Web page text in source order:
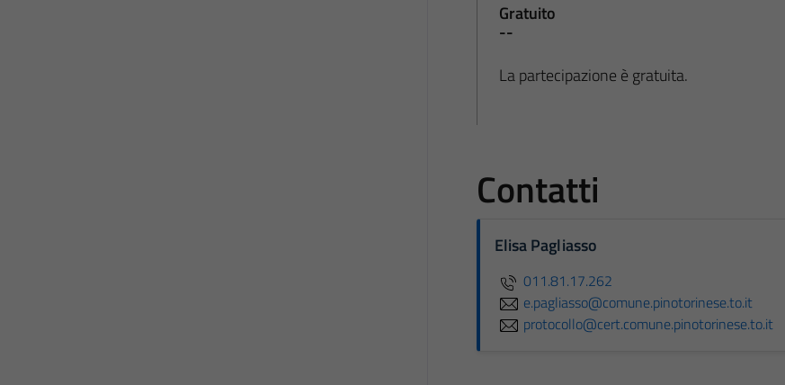
Gratuito
--
La partecipazione è gratuita.
Contatti
Elisa Pagliasso
011.81.17.262
e.pagliasso@comune.pinotorinese.to.it
protocollo@cert.comune.pinotorinese.to.it